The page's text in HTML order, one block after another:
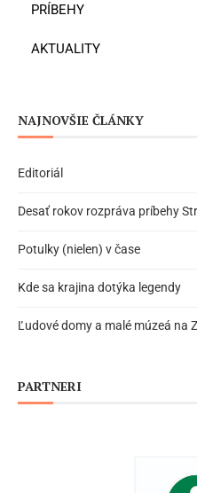
PRÍBEHY
AKTUALITY
NAJNOVŠIE ČLÁNKY
Editoriál
Desať rokov rozpráva príbehy
Potulky (nielen) v čase
Kde sa krajina dotýka legendy
Ľudové domy a malé múzeá na
PARTNERI